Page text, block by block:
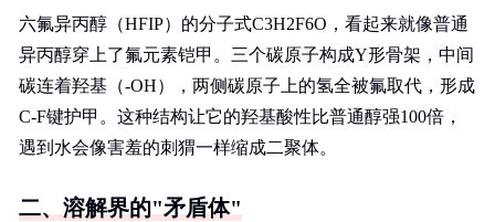
六氟异丙醇（HFIP）的分子式C3H2F6O，看起来就像普通
异丙醇穿上了氟元素铠甲。三个碳原子构成Y形骨架，中间
碳连着羟基（-OH），两侧碳原子上的氢全被氟取代，形成
C-F键护甲。这种结构让它的羟基酸性比普通醇强100倍，
遇到水会像害羞的刺猬一样缩成二聚体。
二、溶解界的"矛盾体"